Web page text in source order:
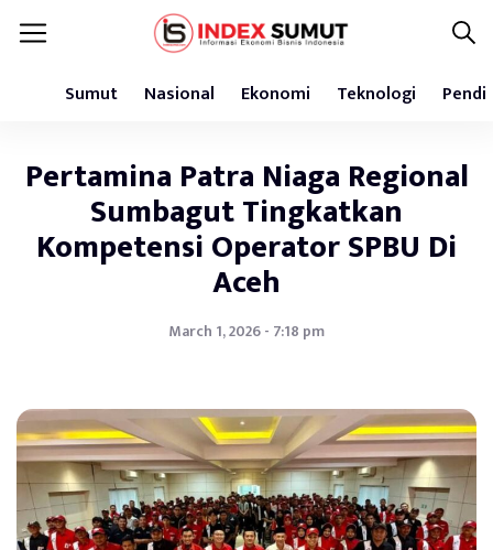
Sumut Nasional Ekonomi Teknologi
Pertamina Patra Niaga Regional
Sumbagut Tingkatkan
Kompetensi Operator SPBU Di
Aceh
March 1, 2026 - 7:18 pm